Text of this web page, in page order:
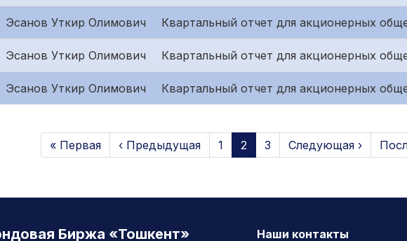
Эсанов Уткир Олимович Квартальный отчет для акционерных
Эсанов Уткир Олимович Квартальный отчет для акционерных
Эсанов Уткир Олимович Квартальный отчет для акционерных
« Первая ‹ Предыдущая 1 2 3 Следующая ›
Биржа «Тошкент» Наши контакты